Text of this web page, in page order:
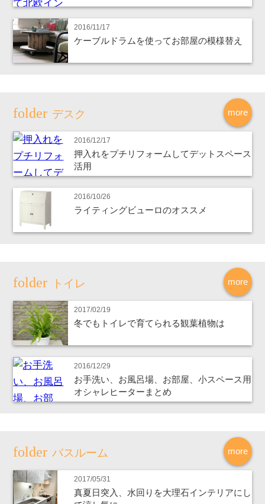
2016/11/17
ケーブルドラムを使ってお部屋の模様替え
more
デスク
2016/12/17
押入れをプチリフォームしてデットスペース
活用
2016/10/26
ライティングビューロのオススメ
more
トイレ
2017/02/19
冬でもトイレで育てられる観葉植物は
2016/12/29
お手洗い、お風呂場、お部屋、小スペース用
オシャレヒーターまとめ
more
バスルーム
2017/05/31
真夏日突入、水回りを大理石インテリアにし